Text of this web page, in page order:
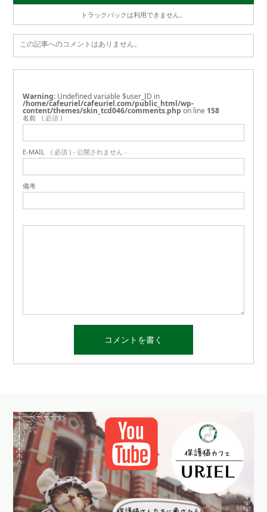
トラックバックは利用できません。
この記事へのコメントはありません。
Warning : Undefined variable $user_ID in
/home/cafeuriel/cafeuriel.com/public_html/wp-
content/themes/skin_tcd046/comments.php on line 158
名前 ( 必須 )
E-MAIL ( 必須 ) - 公開されません -
備考